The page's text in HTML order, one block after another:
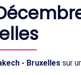
- Bruxellessur